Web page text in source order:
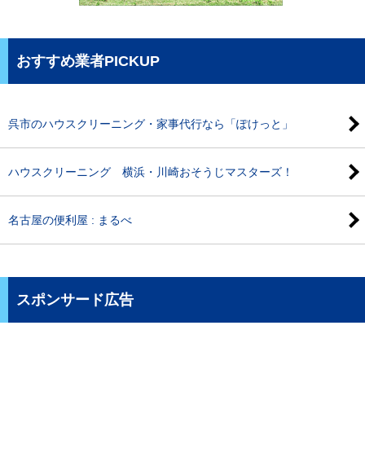
おすすめ業者PICKUP
呉市のハウスクリーニング・家事代行なら「ぽけっと」
ハウスクリーニング 横浜・川崎おそうじマスターズ！
名古屋の便利屋 : まるべ
スポンサード広告